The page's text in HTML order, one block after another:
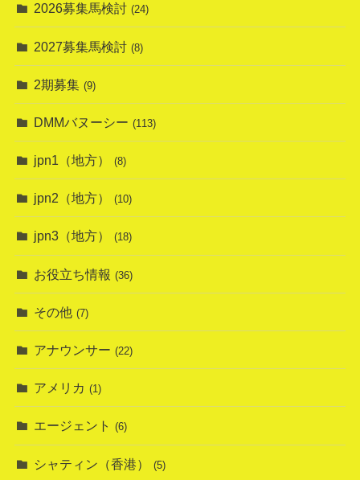
2026募集馬検討 (24)
2027募集馬検討 (8)
2期募集 (9)
DMMバヌーシー (113)
jpn1（地方） (8)
jpn2（地方） (10)
jpn3（地方） (18)
お役立ち情報 (36)
その他 (7)
アナウンサー (22)
アメリカ (1)
エージェント (6)
シャティン（香港） (5)